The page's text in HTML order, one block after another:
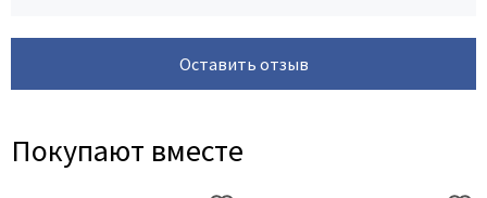
Оставить отзыв
Покупают вместе